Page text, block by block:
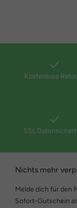
Kostenlose
SSL
Nichts mehr
Melde dich für den
Sofort-Gutschein